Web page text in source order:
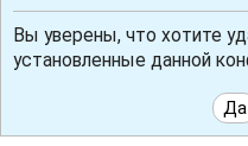
Вы уверены, что хотите
установленные данной